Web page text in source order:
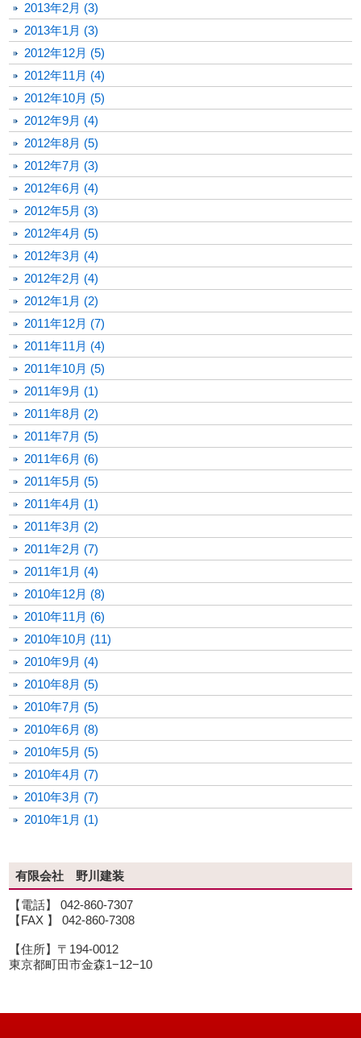
2013年2月 (3)
2013年1月 (3)
2012年12月 (5)
2012年11月 (4)
2012年10月 (5)
2012年9月 (4)
2012年8月 (5)
2012年7月 (3)
2012年6月 (4)
2012年5月 (3)
2012年4月 (5)
2012年3月 (4)
2012年2月 (4)
2012年1月 (2)
2011年12月 (7)
2011年11月 (4)
2011年10月 (5)
2011年9月 (1)
2011年8月 (2)
2011年7月 (5)
2011年6月 (6)
2011年5月 (5)
2011年4月 (1)
2011年3月 (2)
2011年2月 (7)
2011年1月 (4)
2010年12月 (8)
2010年11月 (6)
2010年10月 (11)
2010年9月 (4)
2010年8月 (5)
2010年7月 (5)
2010年6月 (8)
2010年5月 (5)
2010年4月 (7)
2010年3月 (7)
2010年1月 (1)
有限会社 野川建装
【電話】 042-860-7307
【FAX 】 042-860-7308
【住所】〒194-0012
東京都町田市金森1−12−10